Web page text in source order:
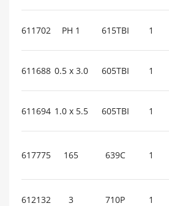
611702 PH 1 615TBI 1
611688 0.5 x 3.0 605TBI 1
611694 1.0 x 5.5 605TBI 1
617775 165 639C 1
612132 3 710P 1